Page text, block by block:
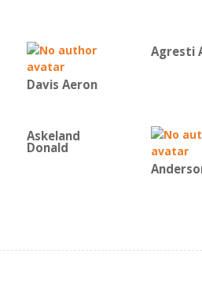
Davis Aeron
Agresti
Askeland
Donald